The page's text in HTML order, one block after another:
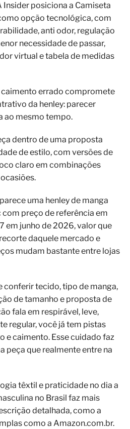
posiciona a Camiseta
opção tecnológica, com
anti odor, regulação
necessidade de passar,
virtual e tabela de medidas
caimento errado compromete
da henley: parecer
ao mesmo tempo.
dentro de uma proposta
de estilo, com versões de
claro em combinações
uma henley de manga
com preço de referência em
em junho de 2026, valor que
daquele mercado e
mudam bastante entre lojas
conferir tecido, tipo de manga,
de tamanho e proposta de
fala em respirável, leve,
regular, você já tem pistas
e caimento. Esse cuidado faz
peça que realmente entre na
têxtil e praticidade no dia a
no Brasil faz mais
detalhada, como a
como a Amazon.com.br.